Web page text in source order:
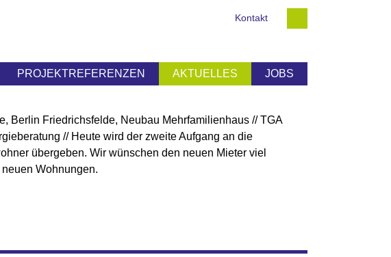
Kontakt
PROJEKTREFERENZEN AKTUELLES JOBS
Berlin Friedrichsfelde, Neubau Mehrfamilienhaus // TGA
// Heute wird der zweite Aufgang an die
übergeben. Wir wünschen den neuen Mieter viel
Wohnungen.